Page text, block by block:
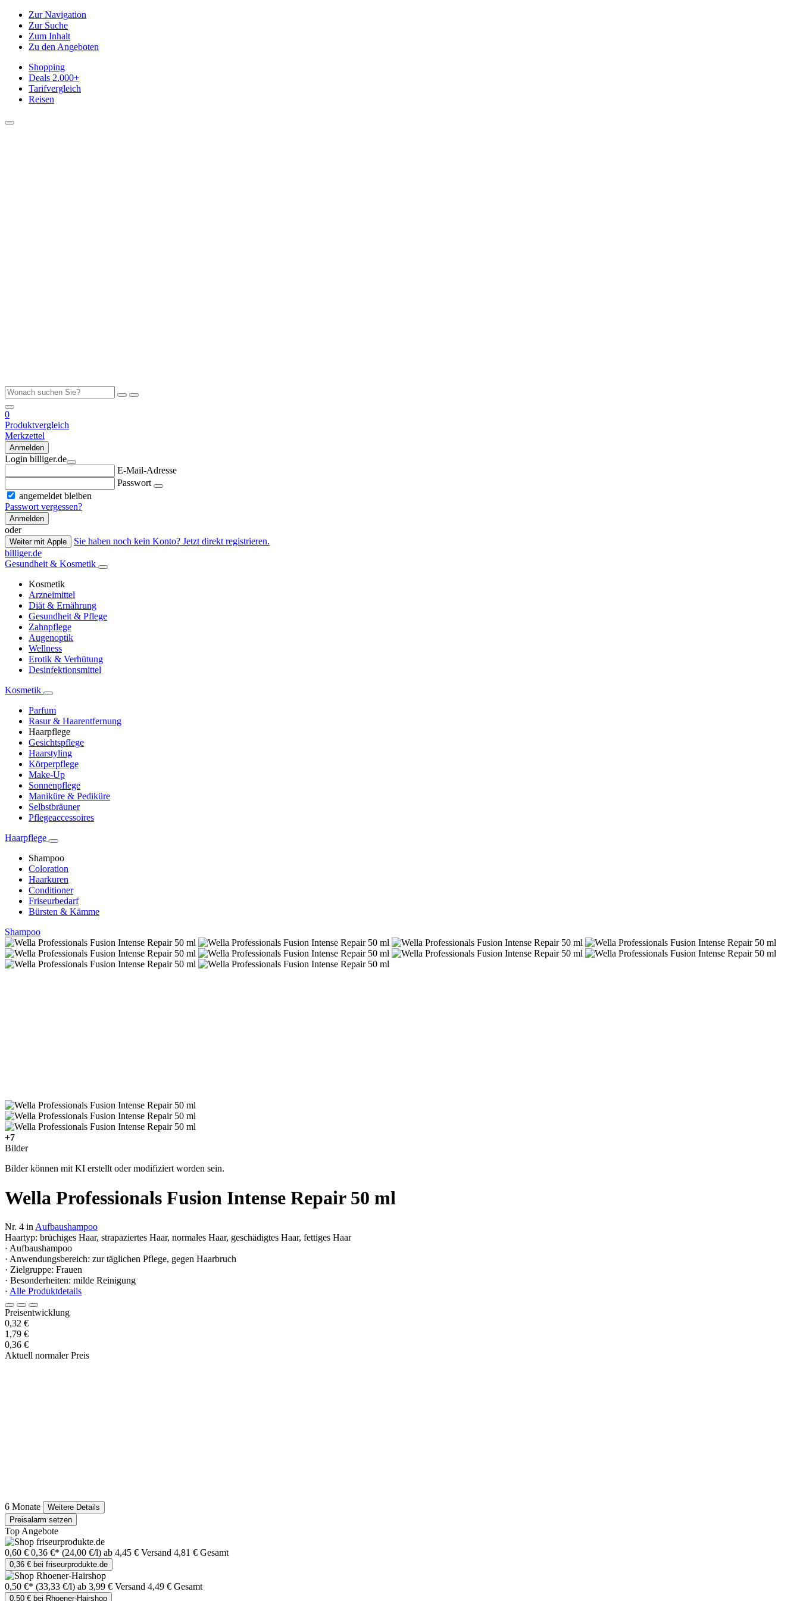
Zur Navigation
Zur Suche
Zum Inhalt
Zu den Angeboten
Shopping
Deals 2.000+
Tarifvergleich
Reisen
0
Produktvergleich
Merkzettel
Anmelden
Login billiger.de
E-Mail-Adresse
Passwort
angemeldet bleiben
Passwort vergessen?
Anmelden
oder
Weiter mit Apple
Sie haben noch kein Konto? Jetzt direkt registrieren.
billiger.de
Gesundheit & Kosmetik
Kosmetik
Arzneimittel
Diät & Ernährung
Gesundheit & Pflege
Zahnpflege
Augenoptik
Wellness
Erotik & Verhütung
Desinfektionsmittel
Kosmetik
Parfum
Rasur & Haarentfernung
Haarpflege
Gesichtspflege
Haarstyling
Körperpflege
Make-Up
Sonnenpflege
Maniküre & Pediküre
Selbstbräuner
Pflegeaccessoires
Haarpflege
Shampoo
Coloration
Haarkuren
Conditioner
Friseurbedarf
Bürsten & Kämme
Shampoo
+7
Bilder
Bilder können mit KI erstellt oder modifiziert worden sein.
Wella Professionals Fusion Intense Repair 50 ml
Nr. 4 in Aufbaushampoo
Haartyp: brüchiges Haar, strapaziertes Haar, normales Haar, geschädigtes Haar, fettiges Haar
· Aufbaushampoo
· Anwendungsbereich: zur täglichen Pflege, gegen Haarbruch
· Zielgruppe: Frauen
· Besonderheiten: milde Reinigung
· Alle Produktdetails
Preisentwicklung
0,32 €
1,79 €
0,36 €
Aktuell normaler Preis
6 Monate
Weitere Details
Preisalarm setzen
Top Angebote
0,60 € 0,36 €* (24,00 €/l) ab 4,45 € Versand 4,81 € Gesamt
0,36 € bei friseurprodukte.de
0,50 €* (33,33 €/l) ab 3,99 € Versand 4,49 € Gesamt
0,50 € bei Rhoener-Hairshop